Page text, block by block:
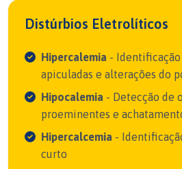
Distúrbios Eletrolíticos
Hipercalemia - Identificação
apiculadas e alterações do
Hipocalemia - Detecção de
proeminentes e
Hipercalcemia -
curto